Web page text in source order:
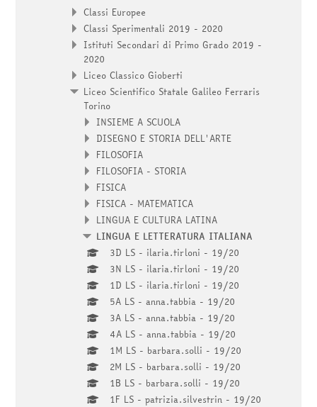
Classi Europee
Classi Sperimentali 2019 - 2020
Istituti Secondari di Primo Grado 2019 -
2020
Liceo Classico Gioberti
Liceo Scientifico Statale Galileo Ferraris
Torino
INSIEME A SCUOLA
DISEGNO E STORIA DELL'ARTE
FILOSOFIA
FILOSOFIA - STORIA
FISICA
FISICA - MATEMATICA
LINGUA E CULTURA LATINA
LINGUA E LETTERATURA ITALIANA
3D LS - ilaria.tirloni - 19/20
3N LS - ilaria.tirloni - 19/20
1D LS - ilaria.tirloni - 19/20
5A LS - anna.tabbia - 19/20
3A LS - anna.tabbia - 19/20
4A LS - anna.tabbia - 19/20
1M LS - barbara.solli - 19/20
2M LS - barbara.solli - 19/20
1B LS - barbara.solli - 19/20
1F LS - patrizia.silvestrin - 19/20